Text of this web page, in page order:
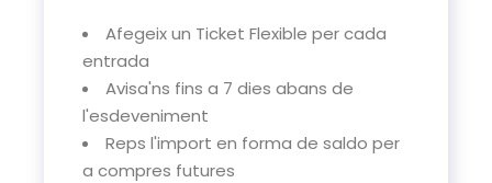
Afegeix un Ticket Flexible per cada
entrada
Avisa'ns fins a 7 dies abans de
l'esdeveniment
Reps l'import en forma de saldo per
a compres futures